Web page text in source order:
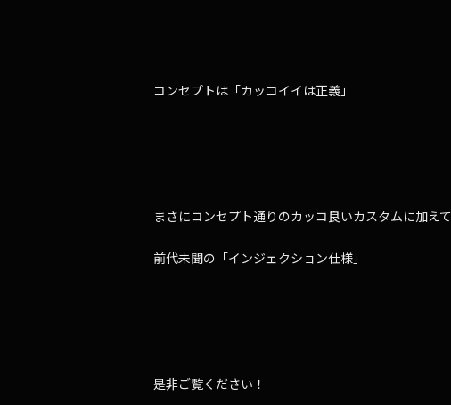
コンセプトは「カッコイイは正義」
まさにコンセプト通りのカッコ良いカスタムに加えて
前代未聞の「インジェクション仕様」
是非ご覧ください！